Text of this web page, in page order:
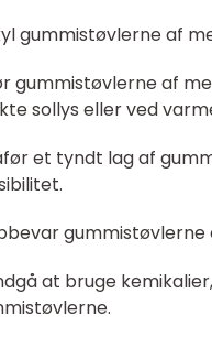
gummistøvlerne af
gummistøvlerne af
sollys eller ved
et tyndt lag af
at bruge